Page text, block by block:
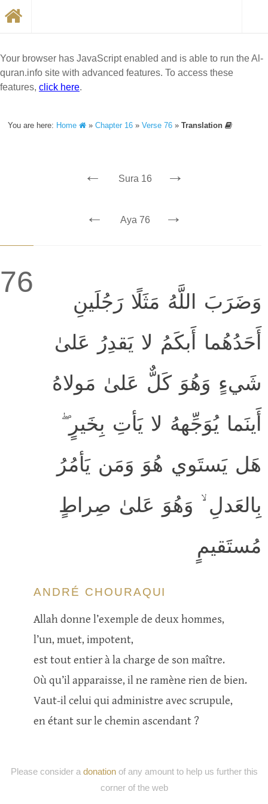
Your browser has JavaScript enabled and is able to run the Al-
quran.info site with advanced features. To access these
features, click here.
You are here: Home »Chapter 16 »Verse 76 »Translation
← Sura 16 →
← Aya 76 →
76
وَضَرَبَ اللَّهُ مَثَلًا رَجُلَينِ
أَحَدُهُما أَبكَمُ لا يَقدِرُ عَلىٰ
شَيءٍ وَهُوَ كَلٌّ عَلىٰ مَولاهُ
أَينَما يُوَجِّههُ لا يَأتِ بِخَيرٍ ۖ
هَل يَستَوي هُوَ وَمَن يَأمُرُ
بِالعَدلِ ۙ وَهُوَ عَلىٰ صِراطٍ
مُستَقيمٍ
ANDRÉ CHOURAQUI
Allah donne l’exemple de deux hommes,
l’un, muet, impotent,
est tout entier à la charge de son maître.
Où qu’il apparaisse, il ne ramène rien de bien.
Vaut-il celui qui administre avec scrupule,
en étant sur le chemin ascendant ?
Please consider a donationof any amount to help us further this
corner of the web